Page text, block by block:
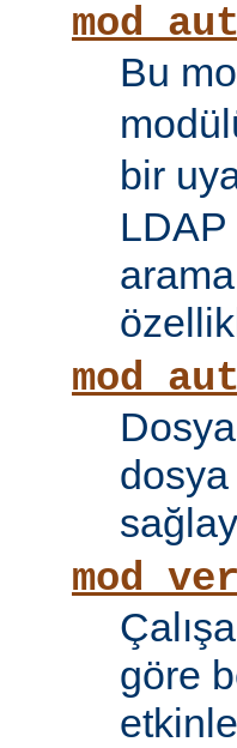
Bu
bir
LDAP
göre